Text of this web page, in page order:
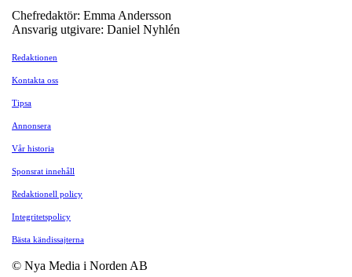
Chefredaktör: Emma Andersson
Ansvarig utgivare: Daniel Nyhlén
Redaktionen
Kontakta oss
Tipsa
Annonsera
Vår historia
Sponsrat innehåll
Redaktionell policy
Integritetspolicy
Bästa kändissajterna
© Nya Media i Norden AB